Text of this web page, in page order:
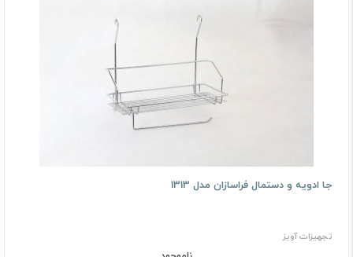
جا ادویه و دستمال فراسازان مدل 1313
تجهیزات آویز